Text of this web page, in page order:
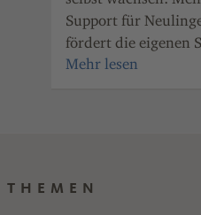
Support für
fördert die eigenen
Unternehmen der
THEMEN